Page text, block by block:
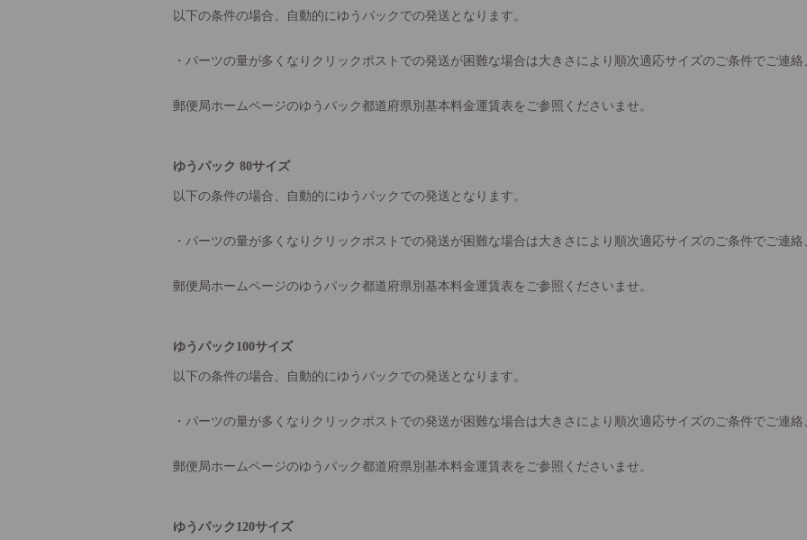
以下の条件の場合、自動的にゆうパックでの発送となります。
・パーツの量が多くなりクリックポストでの発送が困難な場合は大きさにより順次適応サイズのご条件でご連
郵便局ホームページのゆうパック都道府県別基本料金運賃表をご参照くださいませ。
ゆうパック 80サイズ
以下の条件の場合、自動的にゆうパックでの発送となります。
・パーツの量が多くなりクリックポストでの発送が困難な場合は大きさにより順次適応サイズのご条件でご連
郵便局ホームページのゆうパック都道府県別基本料金運賃表をご参照くださいませ。
ゆうパック100サイズ
以下の条件の場合、自動的にゆうパックでの発送となります。
・パーツの量が多くなりクリックポストでの発送が困難な場合は大きさにより順次適応サイズのご条件でご連
郵便局ホームページのゆうパック都道府県別基本料金運賃表をご参照くださいませ。
ゆうパック120サイズ